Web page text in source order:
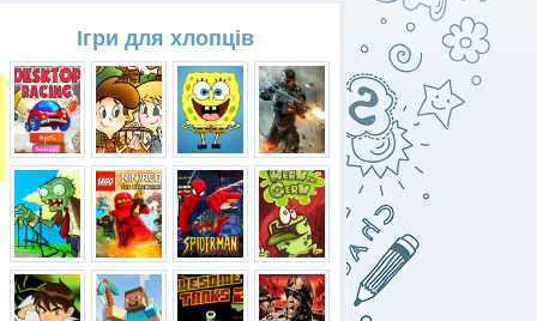
Ігри для хлопців